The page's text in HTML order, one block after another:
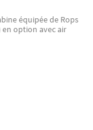
équipée de Rops
option avec air